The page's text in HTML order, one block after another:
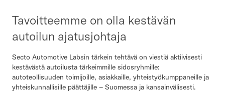
Tavoitteemme on olla kestävän
autoilun ajatusjohtaja
Secto Automotive Labsin tärkein tehtävä on viestiä aktiivisesti
kestävästä autoilusta tärkeimmille sidosryhmille:
autoteollisuuden toimijoille, asiakkaille, yhteistyökumppaneille ja
yhteiskunnallisille päättäjille – Suomessa ja kansainvälisesti.